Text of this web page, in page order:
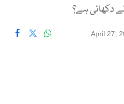
دکھائی ہے؟
April 27,